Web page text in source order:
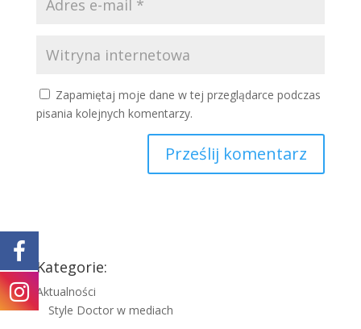
Zapamiętaj moje dane w tej przeglądarce podczas
pisania kolejnych komentarzy.
Kategorie:
Aktualności
Style Doctor w mediach